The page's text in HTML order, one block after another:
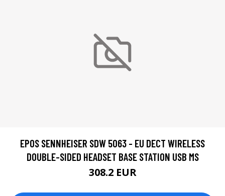
EPOS SENNHEISER SDW 5063 - EU DECT WIRELESS
DOUBLE-SIDED HEADSET BASE STATION USB MS
308.2 EUR